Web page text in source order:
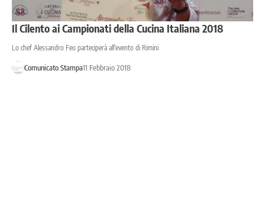
Il Cilento ai Campionati della Cucina Italiana 2018
Lo chef Alessandro Feo parteciperà all'evento di Rimini
Comunicato Stampa11 Febbraio 2018